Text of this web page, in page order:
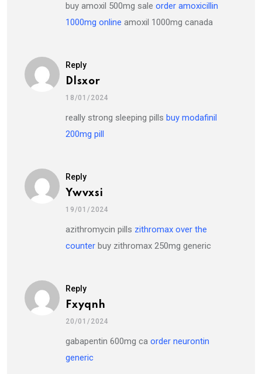
buy amoxil 500mg sale order amoxicillin
1000mg online amoxil 1000mg canada
Reply
Dlsxor
18/01/2024
really strong sleeping pills buy modafinil
200mg pill
Reply
Ywvxsi
19/01/2024
azithromycin pills zithromax over the
counter buy zithromax 250mg generic
Reply
Fxyqnh
20/01/2024
gabapentin 600mg ca order neurontin
generic